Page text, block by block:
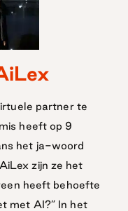
partner te
heeft op 9
het ja-woord
zijn ze het
heeft behoefte
met AI?” In het